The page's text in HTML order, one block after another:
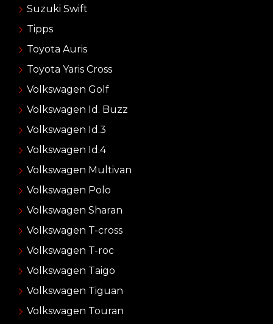
Suzuki Swift
Tipps
Toyota Auris
Toyota Yaris Cross
Volkswagen Golf
Volkswagen Id. Buzz
Volkswagen Id.3
Volkswagen Id.4
Volkswagen Multivan
Volkswagen Polo
Volkswagen Sharan
Volkswagen T-cross
Volkswagen T-roc
Volkswagen Taigo
Volkswagen Tiguan
Volkswagen Touran